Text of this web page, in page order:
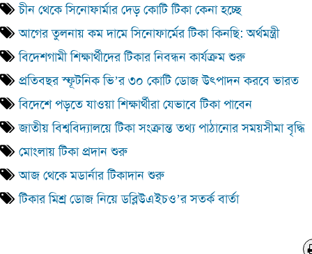
চীন থেকে সিনোফার্মার দেড় কোটি টিকা কেনা হচ্ছে
আগের তুলনায় কম দামে সিনোফার্মের টিকা কিনছি: অর্থমন্ত্রী
বিদেশগামী শিক্ষার্থীদের টিকার নিবন্ধন কার্যক্রম শুরু
প্রতিবছর স্ফূটনিক ভি’র ৩০ কোটি ডোজ উৎপাদন করবে ভারত
বিদেশে পড়তে যাওয়া শিক্ষার্থীরা যেভাবে টিকা পাবেন
জাতীয় বিশ্ববিদ্যালয়ে টিকা সংক্রান্ত তথ্য পাঠানোর সময়সীমা বৃদ্ধি
মোংলায় টিকা প্রদান শুরু
আজ থেকে মডার্নার টিকাদান শুরু
টিকার মিশ্র ডোজ নিয়ে ডব্লিউএইচও’র সতর্ক বার্তা